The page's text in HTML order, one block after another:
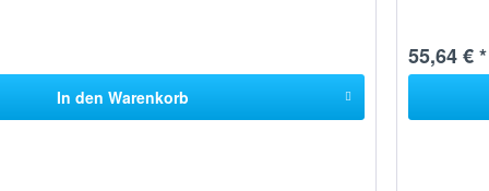
In den Warenkorb
55,64 € *